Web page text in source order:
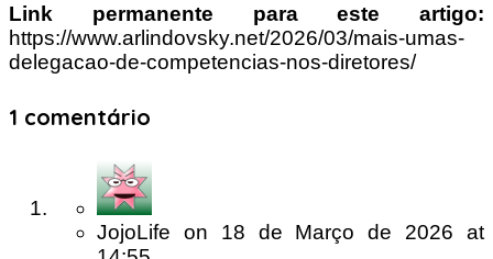
Link permanente para este artigo:
https://www.arlindovsky.net/2026/03/mais-umas-
delegacao-de-competencias-nos-diretores/
1 comentário
JojoLife on 18 de Março de 2026at